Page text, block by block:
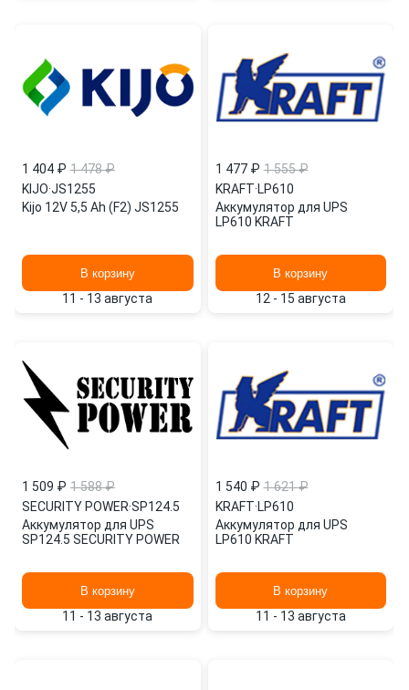
1 404 ₽ 1 478 ₽
KIJO·JS1255
Kijo 12V 5,5 Ah (F2) JS1255
В корзину
11 - 13 августа
1 477 ₽ 1 555 ₽
KRAFT·LP610
Аккумулятор для UPS
LP610 KRAFT
В корзину
12 - 15 августа
1 509 ₽ 1 588 ₽
SECURITY POWER·SP124.5
Аккумулятор для UPS
SP124.5 SECURITY POWER
В корзину
11 - 13 августа
1 540 ₽ 1 621 ₽
KRAFT·LP610
Аккумулятор для UPS
LP610 KRAFT
В корзину
11 - 13 августа